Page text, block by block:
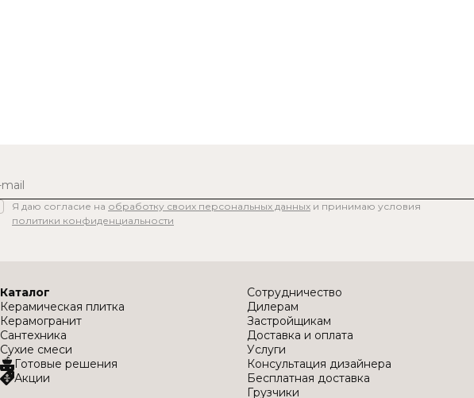
Я даю согласие на обработку своих персональных данных и принимаю условия
политики конфиденциальности
Каталог
Керамическая плитка
Керамогранит
Сантехника
Сухие смеси
Готовые решения
Акции
Сотрудничество
Дилерам
Застройщикам
Доставка и оплата
Услуги
Консультация дизайнера
Бесплатная доставка
Грузчики